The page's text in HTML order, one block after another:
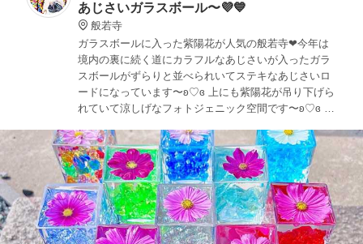
あじさいガラスボール〜💜💙
般若寺
ガラスボールに入った紫陽花が人気の般若寺❤︎今年は
境内の裏に続く道にカラフルなあじさいが入ったガラ
スボールがずらりと並べられいてステキなあじさいロ
ードになっています〜ʚ♡ɞ 上にも紫陽花が吊り下げら
れていて涼しげなフォトジェニック空間です〜ʚ♡ɞ 濃
ールも素敵でした❤︎